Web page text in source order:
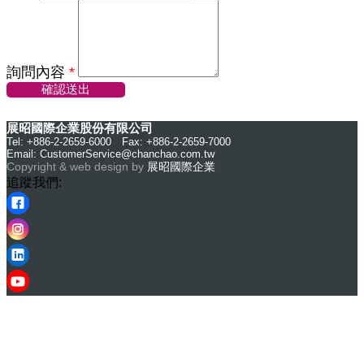
詢問內容 *
確認送出
展昭國際企業股份有限公司
Tel: +886-2-2659-6000 Fax: +886-2-2659-7000
Email: CustomerService@chanchao.com.tw
Copyright & web design by 展昭國際企業
追蹤我們: